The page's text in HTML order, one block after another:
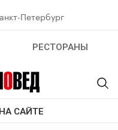
Петербург
РЕСТОРАНЫ
САЙТЕ